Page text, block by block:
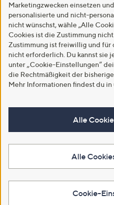
Marketingzwecken einsetzen
personalisierte und nicht-
nicht wünschst, wähle „Alle
Cookies ist die Zustimmung
Zustimmung ist freiwillig und
nicht erforderlich. Du kannst sie
unter „Cookie-Einstellungen“
die Rechtmäßigkeit der
Mehr Informationen findest du in
Alle
Alle
Cookie-